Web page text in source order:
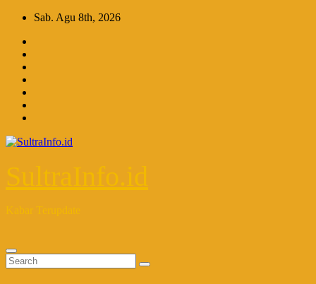
Skip
content
Sab. Agu 8th, 2026
SultraInfo.id
Kabar Terupdate